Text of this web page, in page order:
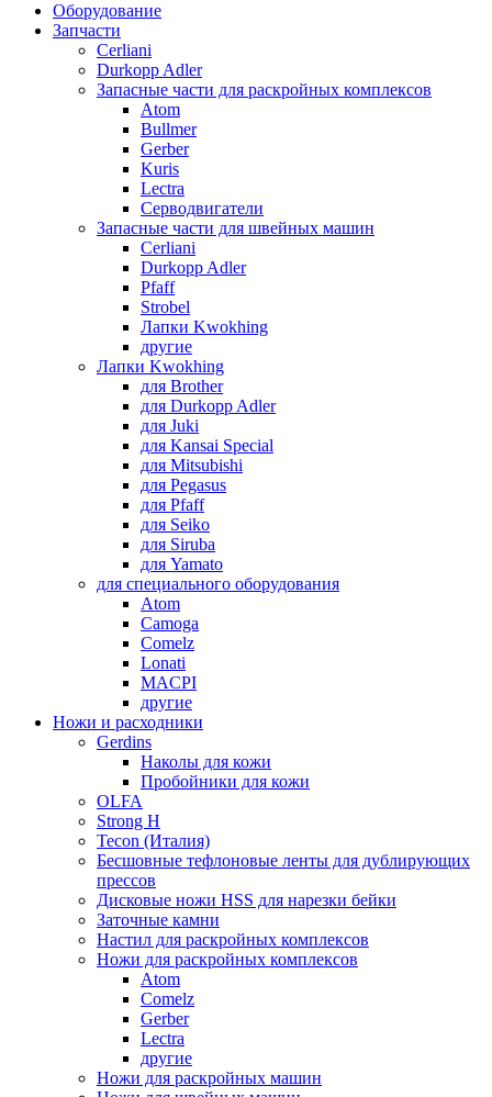
Оборудование
Запчасти
Cerliani
Durkopp Adler
Запасные части для раскройных комплексов
Atom
Bullmer
Gerber
Kuris
Lectra
Серводвигатели
Запасные части для швейных машин
Cerliani
Durkopp Adler
Pfaff
Strobel
Лапки Kwokhing
другие
Лапки Kwokhing
для Brother
для Durkopp Adler
для Juki
для Kansai Special
для Mitsubishi
для Pegasus
для Pfaff
для Seiko
для Siruba
для Yamato
для специального оборудования
Atom
Camoga
Comelz
Lonati
MACPI
другие
Ножи и расходники
Gerdins
Наколы для кожи
Пробойники для кожи
OLFA
Strong H
Tecon (Италия)
Бесшовные тефлоновые ленты для дублирующих
прессов
Дисковые ножи HSS для нарезки бейки
Заточные камни
Настил для раскройных комплексов
Ножи для раскройных комплексов
Atom
Comelz
Gerber
Lectra
другие
Ножи для раскройных машин